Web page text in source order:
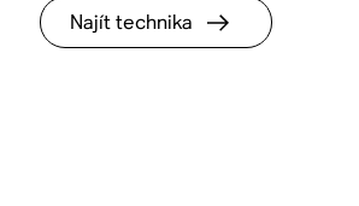
Najít technika